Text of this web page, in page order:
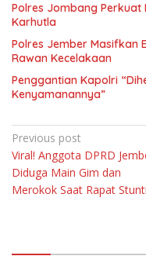
Polres Jombang
Karhutla
Polres Jember Masifkan
Rawan Kecelakaan
Penggantian Kapolri
Kenyamanannya”
Navigasi
pos
Previous post
Viral! Anggota DPRD
Diduga Main Gim dan
Merokok Saat Rapat